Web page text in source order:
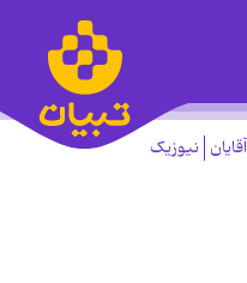
آقایان نیوزیک